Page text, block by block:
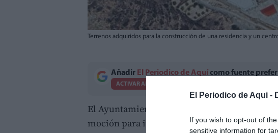
El Periodico de Aqui -
If you wish to opt-out of
sensitive information for
Terrenos adquiridos para la construcción de una residencia y un
Añadir El Periodico de Aquí como fuente
ACTIVAR AHORA
El Ayuntamiento de
moción para instar a la Generalitat